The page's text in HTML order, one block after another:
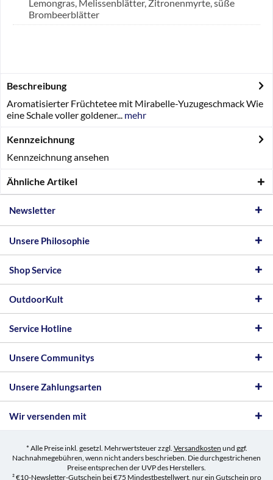
Lemongras, Melissenblätter, Zitronenmyrte, süße
Brombeerblätter
Beschreibung
Aromatisierter Früchtetee mit Mirabelle-Yuzugeschmack Wie
eine Schale voller goldener... mehr
Kennzeichnung
Kennzeichnung ansehen
Ähnliche Artikel
Newsletter
Unsere Philosophie
Shop Service
OutdoorKult
Service Hotline
Unsere Communitys
Unsere Zahlungsarten
Wir versenden mit
* Alle Preise inkl. gesetzl. Mehrwertsteuer zzgl. Versandkosten und ggf.
Nachnahmegebühren, wenn nicht anders beschrieben. Die durchgestrichenen
Preise entsprechen der UVP des Herstellers.
² €10-Newsletter-Gutschein bei €75 Mindestbestellwert, nur ein Gutschein pro